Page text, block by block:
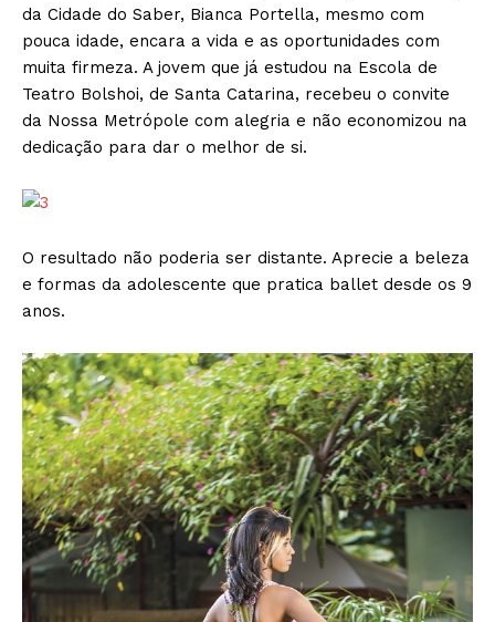
da Cidade do Saber, Bianca Portella, mesmo com
pouca idade, encara a vida e as oportunidades com
muita firmeza. A jovem que já estudou na Escola de
Teatro Bolshoi, de Santa Catarina, recebeu o convite
da Nossa Metrópole com alegria e não economizou na
dedicação para dar o melhor de si.
O resultado não poderia ser distante. Aprecie a beleza
e formas da adolescente que pratica ballet desde os 9
anos.